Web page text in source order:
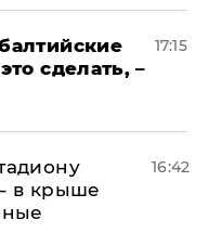
сделать, –
17:15
в крыше
16:42